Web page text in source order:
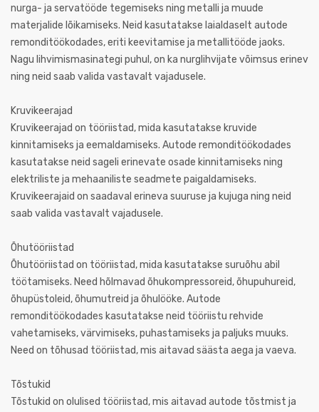
nurga- ja servatööde tegemiseks ning metalli ja muude
materjalide lõikamiseks. Neid kasutatakse laialdaselt autode
remonditöökodades, eriti keevitamise ja metallitööde jaoks.
Nagu lihvimismasinategi puhul, on ka nurglihvijate võimsus erinev
ning neid saab valida vastavalt vajadusele.
Kruvikeerajad
Kruvikeerajad on tööriistad, mida kasutatakse kruvide
kinnitamiseks ja eemaldamiseks. Autode remonditöökodades
kasutatakse neid sageli erinevate osade kinnitamiseks ning
elektriliste ja mehaaniliste seadmete paigaldamiseks.
Kruvikeerajaid on saadaval erineva suuruse ja kujuga ning neid
saab valida vastavalt vajadusele.
Õhutööriistad
Õhutööriistad on tööriistad, mida kasutatakse suruõhu abil
töötamiseks. Need hõlmavad õhukompressoreid, õhupuhureid,
õhupüstoleid, õhumutreid ja õhulööke. Autode
remonditöökodades kasutatakse neid tööriistu rehvide
vahetamiseks, värvimiseks, puhastamiseks ja paljuks muuks.
Need on tõhusad tööriistad, mis aitavad säästa aega ja vaeva.
Tõstukid
Tõstukid on olulised tööriistad, mis aitavad autode tõstmist ja